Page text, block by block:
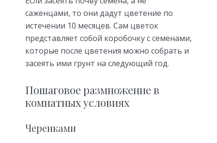
саженцами, то они дадут цветение по
истечении 10 месяцев. Сам цветок
представляет собой коробочку с семенами,
которые после цветения можно собрать и
засеять ими грунт на следующий год.
Пошаговое размножение в
комнатных условиях
Черенками